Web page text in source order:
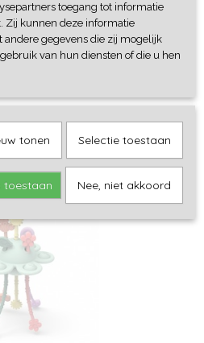
deze magic lamp om je…
toegang tot informatie
Zij kunnen deze informatie
gegevens die zij mogelijk
van hun diensten of die u hen
tonen Selectie toestaan
toestaan Nee, niet akkoord